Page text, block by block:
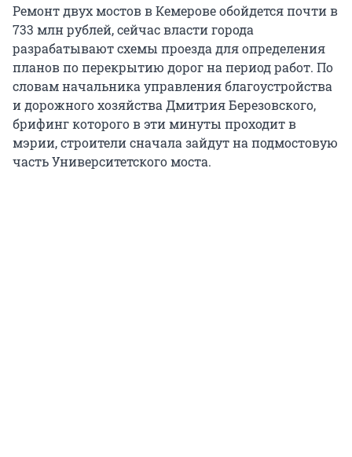
Ремонт двух мостов в Кемерове обойдется почти в
733 млн рублей, сейчас власти города
разрабатывают схемы проезда для определения
планов по перекрытию дорог на период работ. По
словам начальника управления благоустройства
и дорожного хозяйства Дмитрия Березовского,
брифинг которого в эти минуты проходит в
мэрии, строители сначала зайдут на подмостовую
часть Университетского моста.